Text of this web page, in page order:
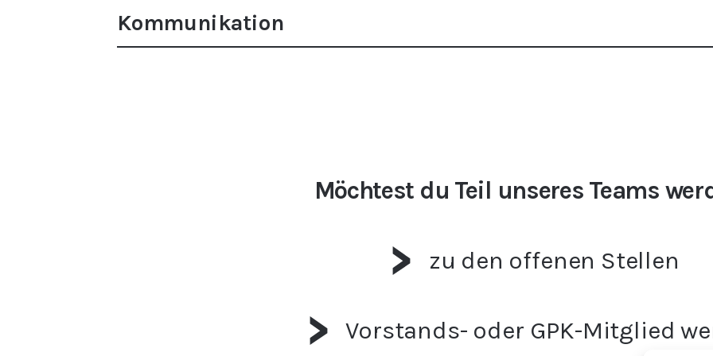
Kommunikation
Möchtest du Teil unseres Teams
zu den offenen Stellen
Vorstands- oder GPK-Mitglied